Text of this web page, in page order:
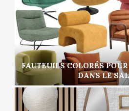
FAUTEUILS COLORÉS
DANS LE